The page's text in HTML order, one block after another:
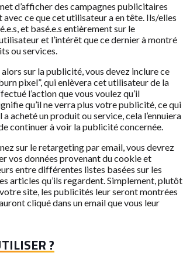
d’afficher des campagnes publicitaires
avec ce que cet utilisateur a en tête. Ils/elles
et basé.e.s entièrement sur le
et l’intérêt que ce dernier à montré
ou services.
sur la publicité, vous devez inclure ce
pixel”, qui enlèvera cet utilisateur de la
l’action que vous voulez qu’il
qu’il ne verra plus votre publicité, ce qui
acheté un produit ou service, cela l’ennuiera
continuer à voir la publicité concernée.
sur le retargeting par email, vous devrez
vos données provenant du cookie et
entre différentes listes basées sur les
articles qu’ils regardent. Simplement, plutôt
site, les publicités leur seront montrées
cliqué dans un email que vous leur
?